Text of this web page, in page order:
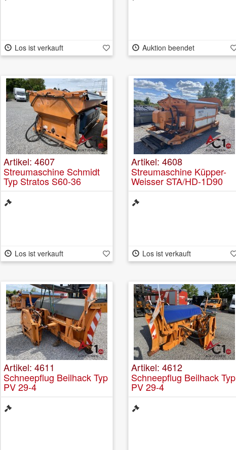
Los ist verkauft Auktion beendet
Artikel: 4607
Streumaschine Schmidt
Typ Stratos S60-36
Los ist verkauft
Artikel: 4608
Streumaschine Küpper-
Weisser STA/HD-1D90
Los ist verkauft
Artikel: 4611
Schneepflug Beilhack Typ
PV 29-4
Artikel: 4612
Schneepflug Beilhack Typ
PV 29-4